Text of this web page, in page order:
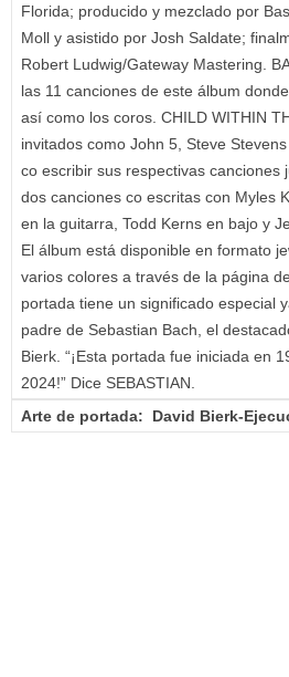
Florida; producido y mezclado por
Moll y asistido por Josh Saldate;
Robert Ludwig/Gateway Mastering.
las 11 canciones de este álbum
así como los coros. CHILD WITHIN
invitados como John 5, Steve
co escribir sus respectivas canciones
dos canciones co escritas con Myles
en la guitarra, Todd Kerns en bajo y
El álbum está disponible en formato
varios colores a través de la página
portada tiene un significado especial
padre de Sebastian Bach, el
Bierk. “¡Esta portada fue iniciada en
2024!” Dice SEBASTIAN.
Arte de portada: David Bierk-